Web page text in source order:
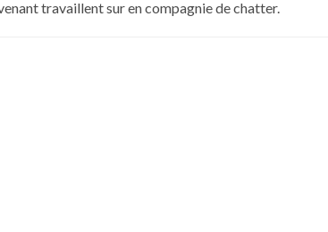
travaillent sur en compagnie de chatter.